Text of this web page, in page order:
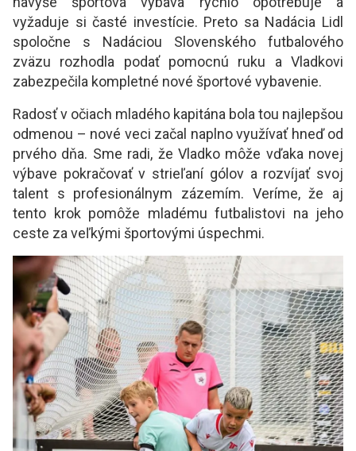
vyžaduje si časté investície. Preto sa Nadácia Lidl
spoločne s Nadáciou Slovenského futbalového
zväzu rozhodla podať pomocnú ruku a Vladkovi
zabezpečila kompletné nové športové vybavenie.
Radosť v očiach mladého kapitána bola tou najlepšou
odmenou – nové veci začal naplno využívať hneď od
prvého dňa. Sme radi, že Vladko môže vďaka novej
výbave pokračovať v strieľaní gólov a rozvíjať svoj
talent s profesionálnym zázemím. Veríme, že aj
tento krok pomôže mladému futbalistovi na jeho
ceste za veľkými športovými úspechmi.